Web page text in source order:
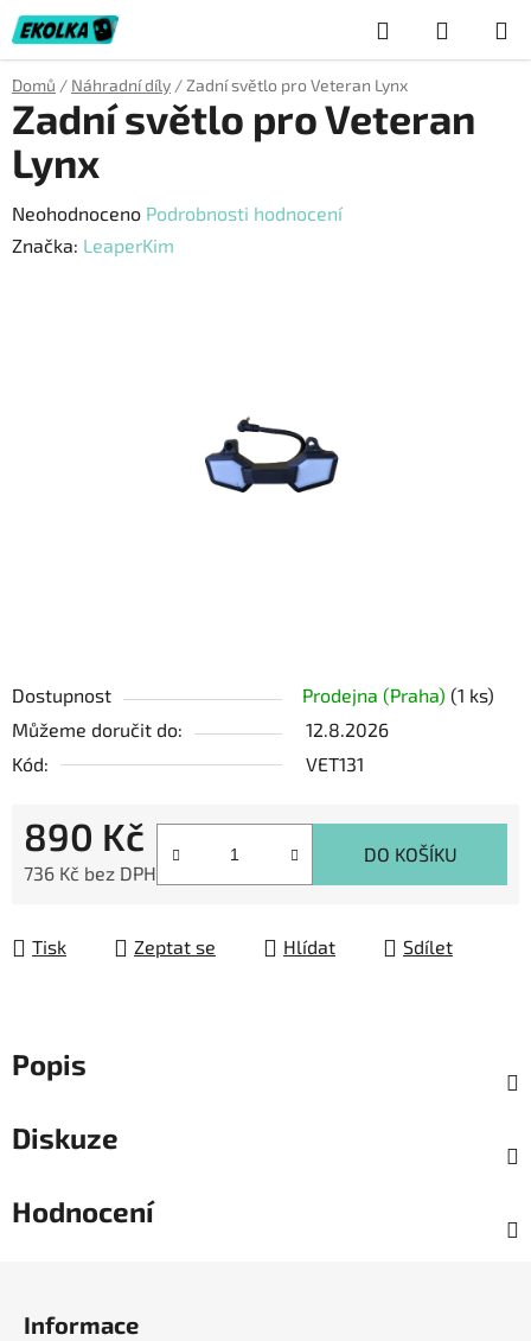
Přejít
na
obsah
Hledat
KOŠÍK
Domů / Náhradní díly / Zadní světlo pro Veteran Lynx
Dostupnost Prodejna (Praha) (1 ks)
Můžeme doručit do:
12.8.2026
Kód:
VET131
890 Kč
736 Kč bez DPH
DO KOŠÍKU
Tisk Zeptat se Hlídat Sdílet
Zadní světlo pro Veteran
Lynx
Průměrné
hodnocení
Neohodnoceno Podrobnosti hodnocení
Značka: LeaperKim
Popis
Diskuze
Hodnocení
Informace